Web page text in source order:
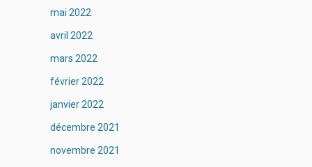
mai 2022
avril 2022
mars 2022
février 2022
janvier 2022
décembre 2021
novembre 2021